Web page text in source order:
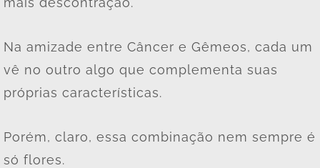
Na amizade entre Câncer e Gêmeos, cada um
vê no outro algo que complementa suas
próprias características.
Porém, claro, essa combinação nem sempre é
só flores.